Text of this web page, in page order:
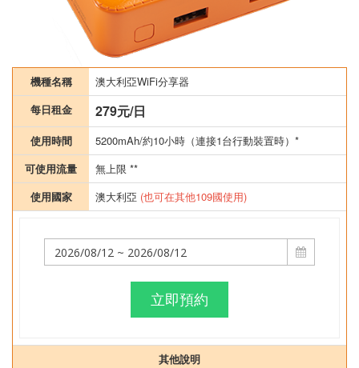
機種名稱
澳大利亞WiFi分享器
每日租金
279元/日
使用時間
5200mAh/約10小時（連接1台行動裝置時）*
可使用流量
無上限 **
使用國家
澳大利亞 (也可在其他109國使用)
立即預約
其他說明